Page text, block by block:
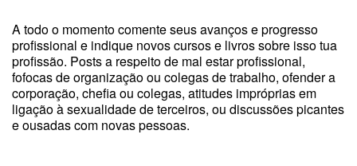
A todo o momento comente seus avanços e progresso
profissional e indique novos cursos e livros sobre isso tua
profissão. Posts a respeito de mal estar profissional,
fofocas de organização ou colegas de trabalho, ofender a
corporação, chefia ou colegas, atitudes impróprias em
ligação à sexualidade de terceiros, ou discussões picantes
e ousadas com novas pessoas.